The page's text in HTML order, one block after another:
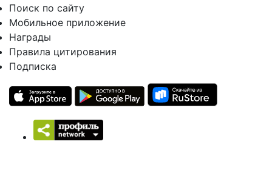
Поиск по сайту
Мобильное приложение
Награды
Правила цитирования
Подписка